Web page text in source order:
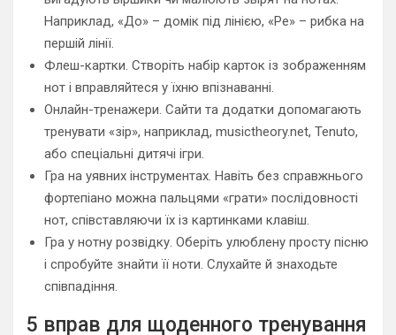
Наприклад, «До» – домік під лінією, «Ре» – рибка на
першій лінії.
Флеш-картки. Створіть набір карток із зображенням
нот і вправляйтеся у їхню впізнаванні.
Онлайн-тренажери. Сайти та додатки допомагають
тренувати «зір», наприклад, musictheory.net, Tenuto,
або спеціальні дитячі ігри.
Гра на уявних інструментах. Навіть без справжнього
фортепіано можна пальцями «грати» послідовності
нот, співставляючи їх із картинками клавіш.
Гра у нотну розвідку. Оберіть улюблену просту пісню
і спробуйте знайти її ноти. Слухайте й знаходьте
співпадіння.
5 вправ для щоденного тренування